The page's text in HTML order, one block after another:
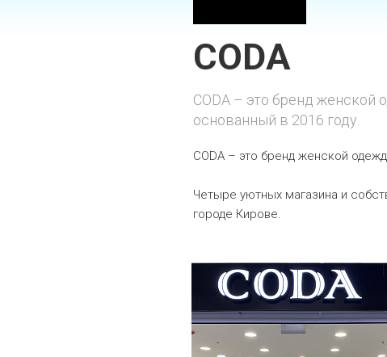
CODA
CODA – это бренд женской
основанный в 2016 году.
CODA – это бренд женской
Четыре уютных магазина и
городе Кирове.